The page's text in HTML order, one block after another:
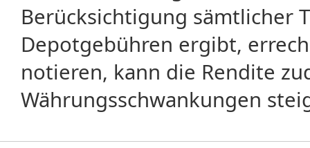
Berücksichtigung sämtlicher
Depotgebühren ergibt,
notieren, kann die Rendite
Währungsschwankungen